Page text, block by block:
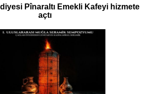
Pînaraltı Emekli Kafeyi hizmete
açtı